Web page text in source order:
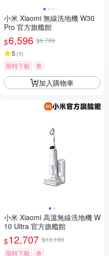
小米 Xiaomi 無線洗地機 W30
Pro 官方旗艦館
$6,596 $6,799
5 (1)
限時下殺 券
加入購物車
小米 Xiaomi 高溫無線洗地機 W
10 Ultra 官方旗艦館
$12,707 $13,100
限時下殺
券